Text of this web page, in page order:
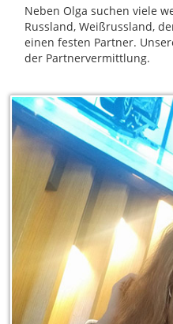
Neben Olga suchen viele
Russland, Weißrussland,
einen festen Partner.
der Partnervermittlung.